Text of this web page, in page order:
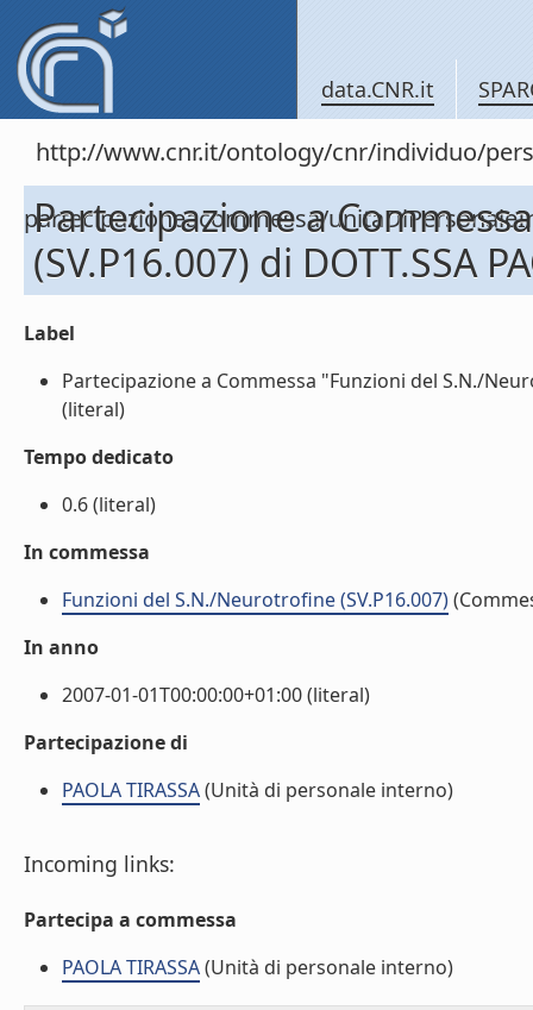
data.CNR.it
http://www.cnr.it/ontology/cnr/individuo/
partecipazioneacommessa/
Partecipazione a
(SV.P16.007) di DOTT.SSA
Label
Partecipazione a Commessa "Funzioni del S.N./
(literal)
Tempo dedicato
0.6 (literal)
In commessa
Funzioni del S.N./Neurotrofine (SV.P16.007)
In anno
2007-01-01T00:00:00+01:00 (literal)
Partecipazione di
PAOLA TIRASSA(Unità di personale interno)
Incoming links:
Partecipa a commessa
PAOLA TIRASSA(Unità di personale interno)